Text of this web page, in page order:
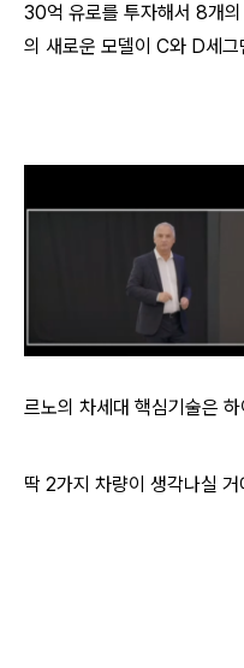
30억 유로를 투자해서 8개
의 새로운 모델이 C와 D세
르노의 차세대 핵심기술은
딱 2가지 차량이 생각나실 거